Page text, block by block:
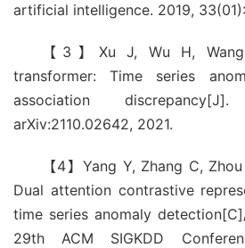
artificial intelligence. 2019,
【3】Xu J, Wu H,
transformer: Time series
association
arXiv:2110.02642, 2021.
【4】Yang Y, Zhang C,
Dual attention contrastive
time series anomaly
29th ACM SIGKDD